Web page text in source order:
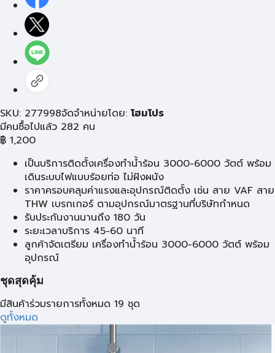
SKU: 277998จัดจำหน่ายโดย: โฮมโปร
มีคนซื้อไปแล้ว 282 คน
฿ 1,200
เป็นบริการติดตั้งเครื่องทำน้ำร้อน 3000-6000 วัตต์ พร้อม
เดินระบบไฟแบบร้อยท่อ ไม่ฝังผนัง
ราคาครอบคลุมค่าแรงและอุปกรณ์ติดตั้ง เช่น สาย VAF สาย
THW เบรกเกอร์ ตามอุปกรณ์มาตรฐานที่บริษัทกำหนด
รับประกันงานนานถึง 180 วัน
ระยะเวลาบริการ 45-60 นาที
ลูกค้าจัดเตรียม เครื่องทำน้ำร้อน 3000-6000 วัตต์ พร้อม
อุปกรณ์
ชุดสุดคุ้ม
มีสินค้าร่วมรายการทั้งหมด 19 ชุด
ดูทั้งหมด